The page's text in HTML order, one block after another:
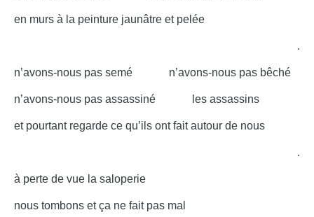
en murs à la peinture jaunâtre et pelée
.
n’avons-nous pas semé n’avons-nous pas bêché
n’avons-nous pas assassiné les assassins
et pourtant regarde ce qu’ils ont fait autour de nous
.
à perte de vue la saloperie
nous tombons et ça ne fait pas mal